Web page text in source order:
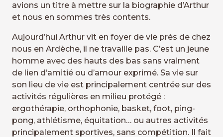
avions un titre à mettre sur la biographie d’Arthur
et nous en sommes très contents.
Aujourd’hui Arthur vit en foyer de vie près de chez
nous en Ardèche, il ne travaille pas. C’est un jeune
homme avec des hauts des bas sans vraiment
de lien d’amitié ou d’amour exprimé. Sa vie sur
son lieu de vie est principalement centrée sur des
activités régulières en milieu protégé :
ergothérapie, orthophonie, basket, foot, ping-
pong, athlétisme, équitation… ou autres activités
principalement sportives, sans compétition. Il fait